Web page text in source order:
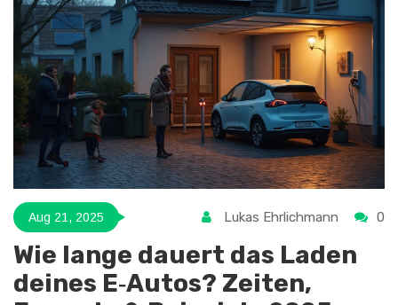
Aug 21, 2025 Lukas Ehrlichmann 0
Wie lange dauert das Laden
deines E‑Autos? Zeiten,